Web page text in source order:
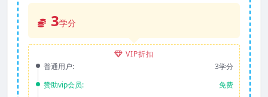
3学分
VIP折扣
普通用户:
3学分
赞助vip会员:
免费